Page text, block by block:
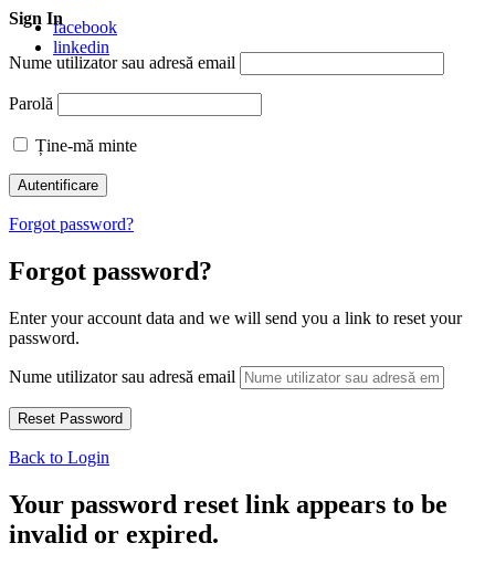
facebook
linkedin
Sign In
Nume utilizator sau adresă email
Parolă
Ține-mă minte
Forgot password?
Forgot password?
Enter your account data and we will send you a link to reset your
password.
Nume utilizator sau adresă email
Back to Login
Your password reset link appears to be
invalid or expired.